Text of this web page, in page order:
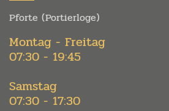
Pforte (Portierloge)
Montag - Freitag
07:30 - 19:45
Samstag
07:30 - 17:30